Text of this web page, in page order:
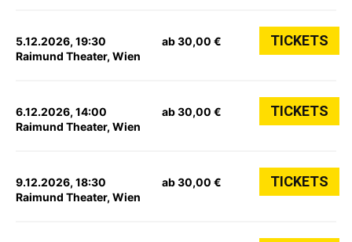
5.12.2026, 19:30
Raimund Theater, Wien
ab 30,00 € TICKETS
6.12.2026, 14:00
Raimund Theater, Wien
ab 30,00 € TICKETS
9.12.2026, 18:30
Raimund Theater, Wien
ab 30,00 € TICKETS